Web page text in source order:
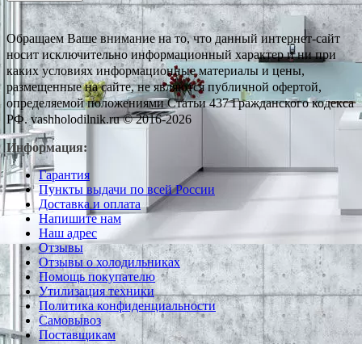
Обращаем Ваше внимание на то, что данный интернет-сайт
носит исключительно информационный характер и ни при
каких условиях информационные материалы и цены,
размещенные на сайте, не являются публичной офертой,
определяемой положениями Статьи 437 Гражданского кодекса
РФ. vashholodilnik.ru © 2016-2026
Информация:
Гарантия
Пункты выдачи по всей России
Доставка и оплата
Напишите нам
Наш адрес
Отзывы
Отзывы о холодильниках
Помощь покупателю
Утилизация техники
Политика конфиденциальности
Самовывоз
Поставщикам